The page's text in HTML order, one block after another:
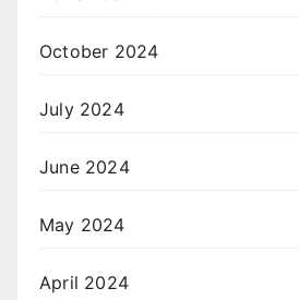
October 2024
July 2024
June 2024
May 2024
April 2024